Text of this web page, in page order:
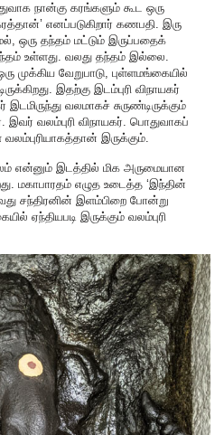
நான்கு கரங்களும் கூட ஒரு
எனப்படுகிறார் கணபதி. இரு
ஒரு தந்தம் மட்டும் இருப்பதைக்
உள்ளது. வலது தந்தம் இல்லை.
முக்கிய வேறுபாடு, புள்ளமங்கையில்
இதற்கு இடம்புரி விநாயகர்
வலமாகச் சுருண்டிருக்கும்
வலம்புரி விநாயகர். பொதுவாகப்
இருக்கும்.
என்னும் இடத்தில் மிக அருமையான
மகாபாரதம் எழுத உடைத்த ‘இந்தின்
சந்திரனின் இளம்பிறை போன்று
ஏந்தியபடி இருக்கும் வலம்புரி